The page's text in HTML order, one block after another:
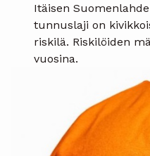
Itäisen
tunnuslaji on
riskilä. Riskilöiden
vuosina.